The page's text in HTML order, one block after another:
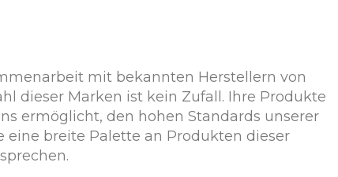
mit bekannten Herstellern von
dieser Marken ist kein Zufall. Ihre Produkte
ermöglicht, den hohen Standards unserer
eine breite Palette an Produkten dieser